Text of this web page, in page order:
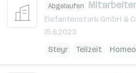
Abgelaufen
Elefantenstark GmbH &
15.6.2023
Steyr
Teilzeit